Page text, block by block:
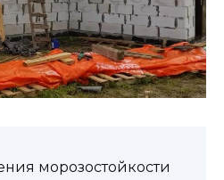
морозостойкости